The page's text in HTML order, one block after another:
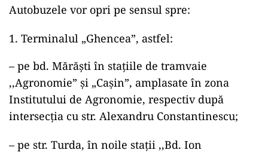
Autobuzele vor opri pe sensul spre:
Terminalul „Ghencea”, astfel:
– pe bd. Mărăşti în staţiile de tramvaie
,,Agronomie” şi „Caşin”, amplasate în zona
Institutului de Agronomie, respectiv după
intersecţia cu str. Alexandru Constantinescu;
– pe str. Turda, în noile staţii ,,Bd. Ion